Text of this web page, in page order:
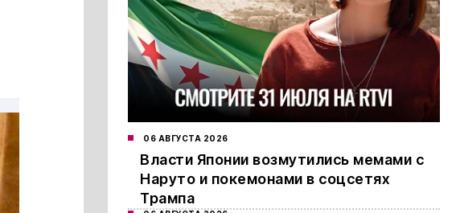
06 АВГУСТА 2026
Власти Японии возмутились мемами с
Наруто и покемонами в соцсетях
Трампа